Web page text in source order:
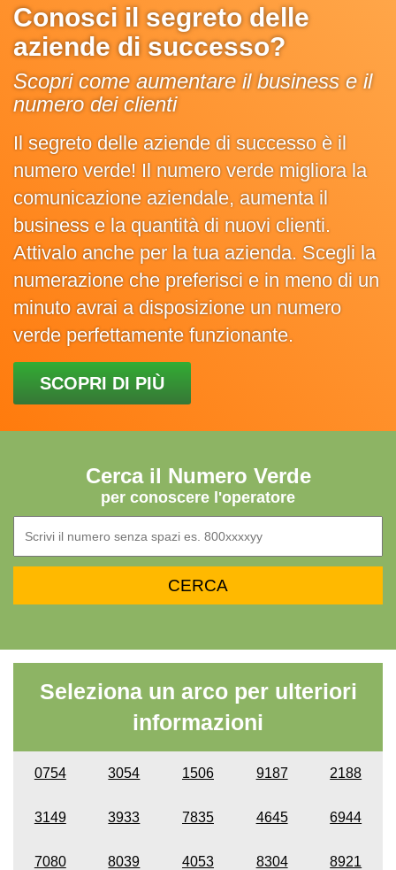
Conosci il segreto delle
aziende di successo?
Scopri come aumentare il business e il
numero dei clienti
Il segreto delle aziende di successo è il
numero verde! Il numero verde migliora la
comunicazione aziendale, aumenta il
business e la quantità di nuovi clienti.
Attivalo anche per la tua azienda. Scegli la
numerazione che preferisci e in meno di un
minuto avrai a disposizione un numero
verde perfettamente funzionante.
SCOPRI DI PIÙ
Cerca il Numero Verde
per conoscere l'operatore
Seleziona un arco per ulteriori
informazioni
0754 3054 1506 9187 2188
3149 3933 7835 4645 6944
7080 8039 4053 8304 8921